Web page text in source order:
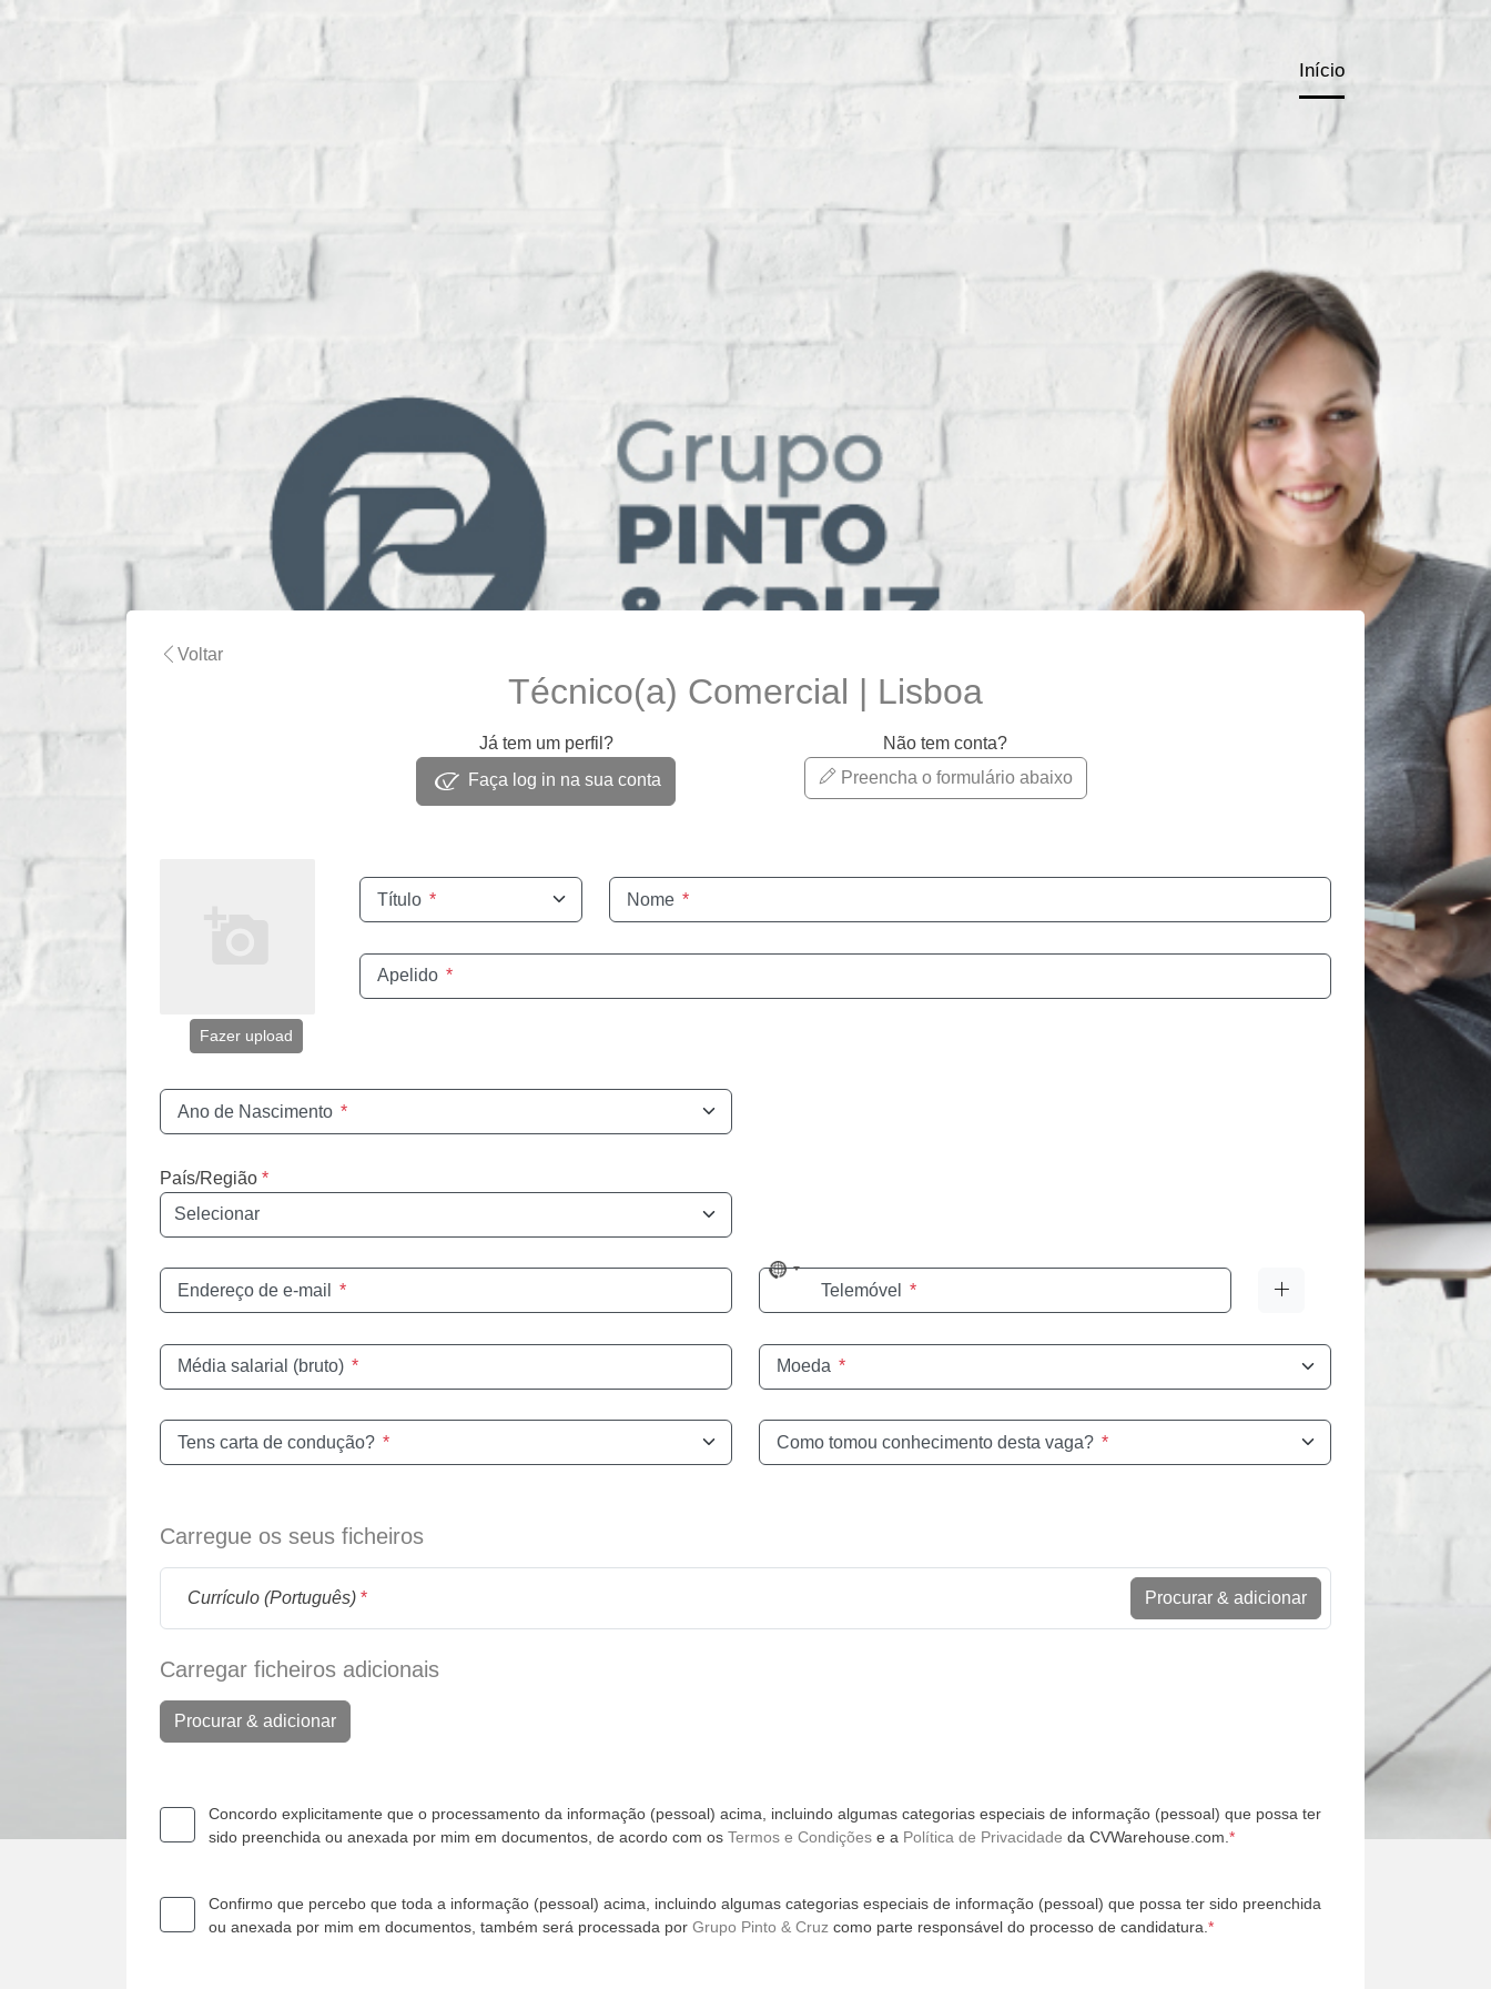
Início
Voltar
Técnico(a) Comercial | Lisboa
Já tem um perfil?
Faça log in na sua conta
Não tem conta?
Preencha o formulário abaixo
Fazer upload
Título * Nome *
Apelido *
Ano de Nascimento *
País/Região *
Endereço de e-mail *
No
countryTelemóvel *
Média salarial (bruto) * Moeda *
Tens carta de condução? * Como tomou conhecimento desta vaga? *
Carregue os seus ficheiros
Currículo (Português) * Procurar & adicionar
Carregar ficheiros adicionais
Procurar & adicionar
Concordo explicitamente que o processamento da informação (pessoal) acima, incluindo algumas categorias especiais de informação (pessoal) que possa ter
sido preenchida ou anexada por mim em documentos, de acordo com os Termos e Condições e a Política de Privacidade da CVWarehouse.com. *
Confirmo que percebo que toda a informação (pessoal) acima, incluindo algumas categorias especiais de informação (pessoal) que possa ter sido preenchida
ou anexada por mim em documentos, também será processada por Grupo Pinto & Cruz como parte responsável do processo de candidatura. *